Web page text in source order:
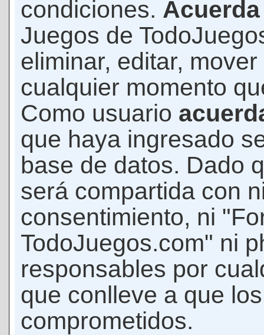
condiciones. Acuerda
Juegos de
eliminar, editar,
cualquier momento
Como usuario
que haya ingresado
base de datos. Dado
será compartida con
consentimiento, ni
TodoJuegos.com" ni
responsables por
que conlleve a que
comprometidos.